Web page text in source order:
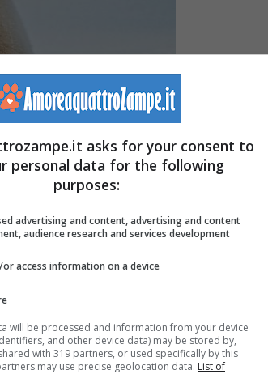
appartenente alla famiglia degli
polo nord nel mare glaciale artico.
insieme all’orso kodiak.
asks for your consent to
personal data for the following
purposes:
advertising and content, advertising and content
audience research and services development
access information on a device
will be processed and information from your device
and other device data) may be stored by,
with 319 partners, or used specifically by this
may use precise geolocation data. List of